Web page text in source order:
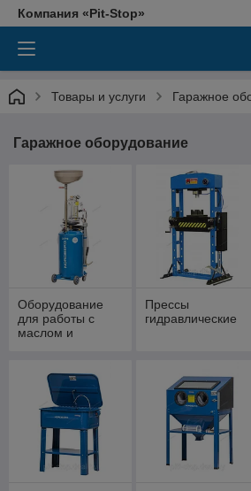
Компания «Pit-Stop»
Товары и услуги Гаражное
Гаражное оборудование
Оборудование
для работы с
маслом и
Прессы
гидравлические